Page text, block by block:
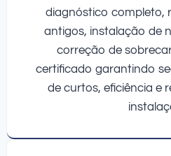
diagnóstico completo,
antigos, instalação de
correção de
certificado garantindo
de curtos, eficiência e